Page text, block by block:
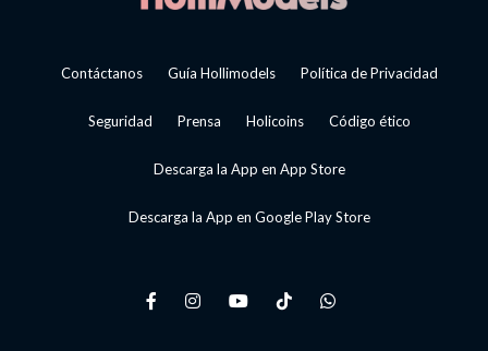
Contáctanos Guía Hollimodels Política de Privacidad
Seguridad Prensa Holicoins Código ético
Descarga la App en App Store
Descarga la App en Google Play Store